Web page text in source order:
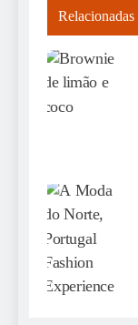
Relacionadas